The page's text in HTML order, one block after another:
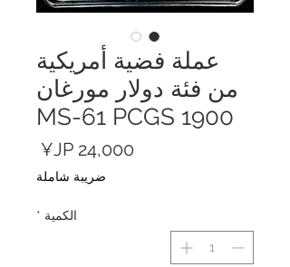
عملة فضية أمريكية
من فئة دولار مورغان
1900 MS-61 PCGS
ضريبة شاملة
الكمية *